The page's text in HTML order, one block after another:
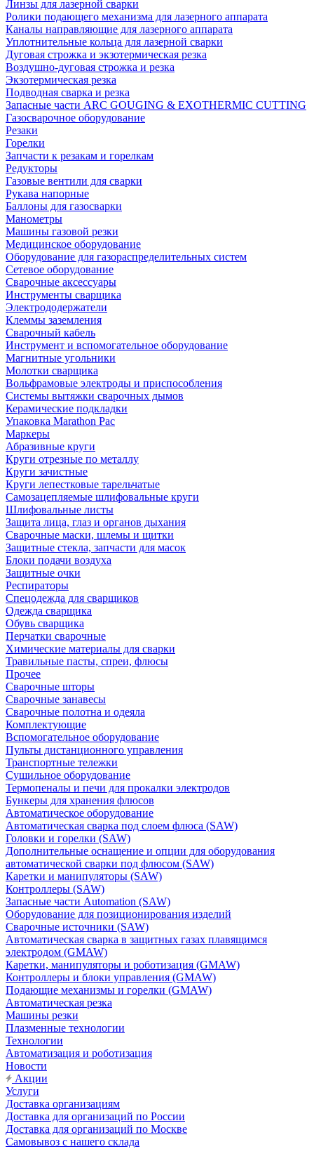
Линзы для лазерной сварки
Ролики подающего механизма для лазерного аппарата
Каналы направляющие для лазерного аппарата
Уплотнительные кольца для лазерной сварки
Дуговая строжка и экзотермическая резка
Воздушно-дуговая строжка и резка
Экзотермическая резка
Подводная сварка и резка
Запасные части ARC GOUGING & EXOTHERMIC CUTTING
Газосварочное оборудование
Резаки
Горелки
Запчасти к резакам и горелкам
Редукторы
Газовые вентили для сварки
Рукава напорные
Баллоны для газосварки
Манометры
Машины газовой резки
Медицинское оборудование
Оборудование для газораспределительных систем
Сетевое оборудование
Сварочные аксессуары
Инструменты сварщика
Электрододержатели
Клеммы заземления
Сварочный кабель
Инструмент и вспомогательное оборудование
Магнитные угольники
Молотки сварщика
Вольфрамовые электроды и приспособления
Системы вытяжки сварочных дымов
Керамические подкладки
Упаковка Marathon Pac
Маркеры
Абразивные круги
Круги отрезные по металлу
Круги зачистные
Круги лепестковые тарельчатые
Самозацепляемые шлифовальные круги
Шлифовальные листы
Защита лица, глаз и органов дыхания
Сварочные маски, шлемы и щитки
Защитные стекла, запчасти для масок
Блоки подачи воздуха
Защитные очки
Респираторы
Спецодежда для сварщиков
Одежда сварщика
Обувь сварщика
Перчатки сварочные
Химические материалы для сварки
Травильные пасты, спреи, флюсы
Прочее
Сварочные шторы
Сварочные занавесы
Сварочные полотна и одеяла
Комплектующие
Вспомогательное оборудование
Пульты дистанционного управления
Транспортные тележки
Сушильное оборудование
Термопеналы и печи для прокалки электродов
Бункеры для хранения флюсов
Автоматическое оборудование
Автоматическая сварка под слоем флюса (SAW)
Головки и горелки (SAW)
Дополнительные оснащение и опции для оборудования
автоматической сварки под флюсом (SAW)
Каретки и манипуляторы (SAW)
Контроллеры (SAW)
Запасные части Automation (SAW)
Оборудование для позиционирования изделий
Сварочные источники (SAW)
Автоматическая сварка в защитных газах плавящимся
электродом (GMAW)
Каретки, манипуляторы и роботизация (GMAW)
Контроллеры и блоки управления (GMAW)
Подающие механизмы и горелки (GMAW)
Автоматическая резка
Машины резки
Плазменные технологии
Технологии
Автоматизация и роботизация
Новости
Акции
Услуги
Доставка организациям
Доставка для организаций по России
Доставка для организаций по Москве
Самовывоз с нашего склада